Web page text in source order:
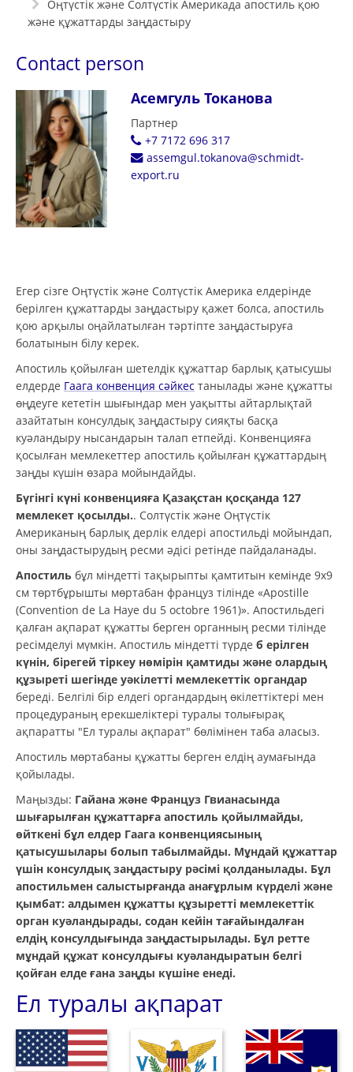
Оңтүстік және Солтүстік Америкада апостиль қою
және құжаттарды заңдастыру
Contact person
Асемгуль Токанова
Партнер
+7 7172 696 317
assemgul.tokanova@schmidt-
export.ru
Егер сізге Оңтүстік және Солтүстік Америка елдерінде
берілген құжаттарды заңдастыру қажет болса, апостиль
қою арқылы оңайлатылған тәртіпте заңдастыруға
болатынын білу керек.
Апостиль қойылған шетелдік құжаттар барлық қатысушы
елдерде Гаага конвенция сәйкес танылады және құжатты
өңдеуге кететін шығындар мен уақытты айтарлықтай
азайтатын консулдық заңдастыру сияқты басқа
куәландыру нысандарын талап етпейді. Конвенцияға
қосылған мемлекеттер апостиль қойылған құжаттардың
заңды күшін өзара мойындайды.
Бүгінгі күні конвенцияға Қазақстан қосқанда 127
мемлекет қосылды.. Солтүстік және Оңтүстік
Американың барлық дерлік елдері апостильді мойындап,
оны заңдастырудың ресми әдісі ретінде пайдаланады.
Апостиль бұл міндетті тақырыпты қамтитын кемінде 9х9
см төртбұрышты мөртабан француз тілінде «Apostille
(Convention de La Haye du 5 octobre 1961)». Апостильдегі
қалған ақпарат құжатты берген органның ресми тілінде
ресімделуі мүмкін. Апостиль міндетті түрде б ерілген
күнін, бірегей тіркеу нөмірін қамтиды және олардың
құзыреті шегінде уәкілетті мемлекеттік органдар
береді. Белгілі бір елдегі органдардың өкілеттіктері мен
процедураның ерекшеліктері туралы толығырақ
ақпаратты "Ел туралы ақпарат" бөлімінен таба аласыз.
Апостиль мөртабаны құжатты берген елдің аумағында
қойылады.
Маңызды: Гайана және Француз Гвианасында
шығарылған құжаттарға апостиль қойылмайды,
өйткені бұл елдер Гаага конвенциясының
қатысушылары болып табылмайды. Мұндай құжаттар
үшін консулдық заңдастыру рәсімі қолданылады. Бұл
апостильмен салыстырғанда анағұрлым күрделі және
қымбат: алдымен құжатты құзыретті мемлекеттік
орган куәландырады, содан кейін тағайындалған
елдің консулдығында заңдастырылады. Бұл ретте
мұндай құжат консулдығы куәландыратын белгі
қойған елде ғана заңды күшіне енеді.
Ел туралы ақпарат